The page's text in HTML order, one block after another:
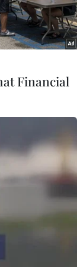
thống Hàn
cầm quyền (trái)
chính Sức mạnh
tranh cử
bắt đầu
22 ngày,
Financial